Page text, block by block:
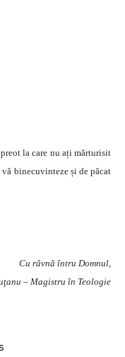
la care nu ați mărturisit
binecuvinteze și de păcat
Cu râvnă întru Domnul,
– Magistru în Teologie